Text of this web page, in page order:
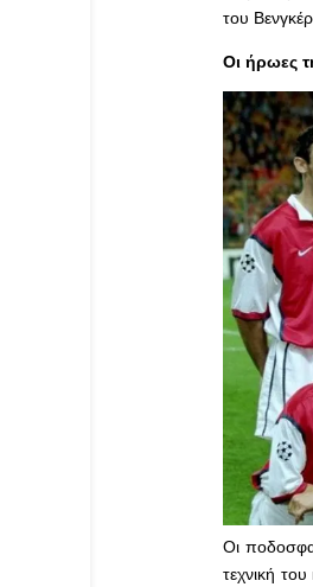
του
Οι ήρωες
Οι
τεχνική